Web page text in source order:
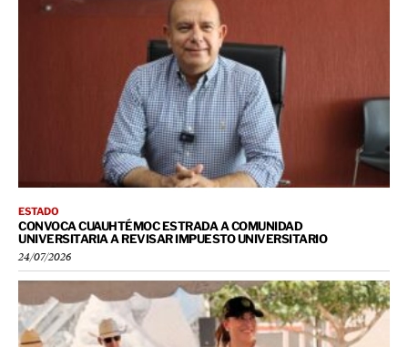
ESTADO
CONVOCA CUAUHTÉMOC ESTRADA A COMUNIDAD
UNIVERSITARIA A REVISAR IMPUESTO UNIVERSITARIO
24/07/2026